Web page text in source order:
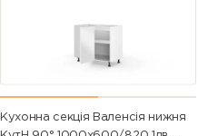
Кухонна секція Валенсія нижня